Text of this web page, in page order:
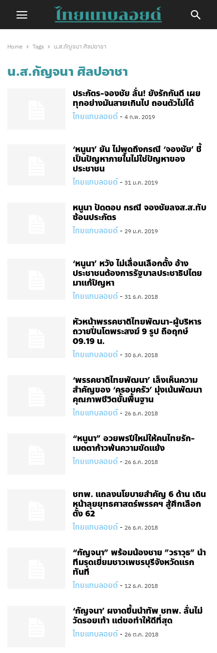
Home Tags น.ส.กัญจนา ศิลปอาชา
น.ส.กัญจนา ศิลปอาชา
ประภัตร-จองชัย ลั่น! ยังรักกันดี เผย
ทุกอย่างมันสายเกินไป ถอนตัวไม่ได้
ไทยแทบลอยด์ - 4 ก.พ. 2019
‘หนูนา’ ยัน ไม่พูดถึงกรณี ‘จองชัย’ ชี้
เป็นปัญหาภายในไม่ใช่ปัญหาของ
ประชาชน
ไทยแทบลอยด์ - 31 ม.ค. 2019
หนูนา ปัดตอบ กรณี จองชัยลงส.ส.ทับ
ซ้อนประภัตร
ไทยแทบลอยด์ - 29 ม.ค. 2019
‘หนูนา’ หวัง ไม่เลื่อนเลือกตั้ง อ้าง
ประชาชนต้องการรัฐบาลประชาธิปไตย
มาแก้ปัญหา
ไทยแทบลอยด์ - 31 ธ.ค. 2018
หัวหน้าพรรคชาติไทยพัฒนา-ผู้บริหาร
ถวายปิ่นโตพระสงฆ์​ 9​ รูป ถือฤกษ์
09.19 น.
ไทยแทบลอยด์ - 30 ธ.ค. 2018
‘พรรคชาติไทยพัฒนา’ เล็งเห็นความ
สำคัญของ ‘ครอบครัว’ มุ่งเน้นพัฒนา
คุณภาพชีวิตขั้นพื้นฐาน
ไทยแทบลอยด์ - 26 ธ.ค. 2018
“หนูนา” อวยพรปีใหม่ให้คนไทยรัก-
เมตตาก้าวพ้นความขัดแย้ง
ไทยแทบลอยด์ - 26 ธ.ค. 2018
ชทพ. แถลงนโยบายสำคัญ 6 ด้าน เดิน
หน้าลุยยุทธศาสตร์พรรคฯ สู้ศึกเลือก
ตั้ง​ 62
ไทยแทบลอยด์ - 26 ธ.ค. 2018
“กัญจนา” พร้อมน้องชาย​ ”วราวุธ” นำ
ทีมรุดเยี่ยมชาวเพชรบุรีจังหวัดแรก
ทันที
ไทยแทบลอยด์ - 12 ธ.ค. 2018
‘กัญจนา’ ผงาดขึ้นนำทัพ ชทพ. ลั่นไม่
วัดรอยเท้า แต่ขอทำให้ดีที่สุด
ไทยแทบลอยด์ - 26 ต.ค. 2018